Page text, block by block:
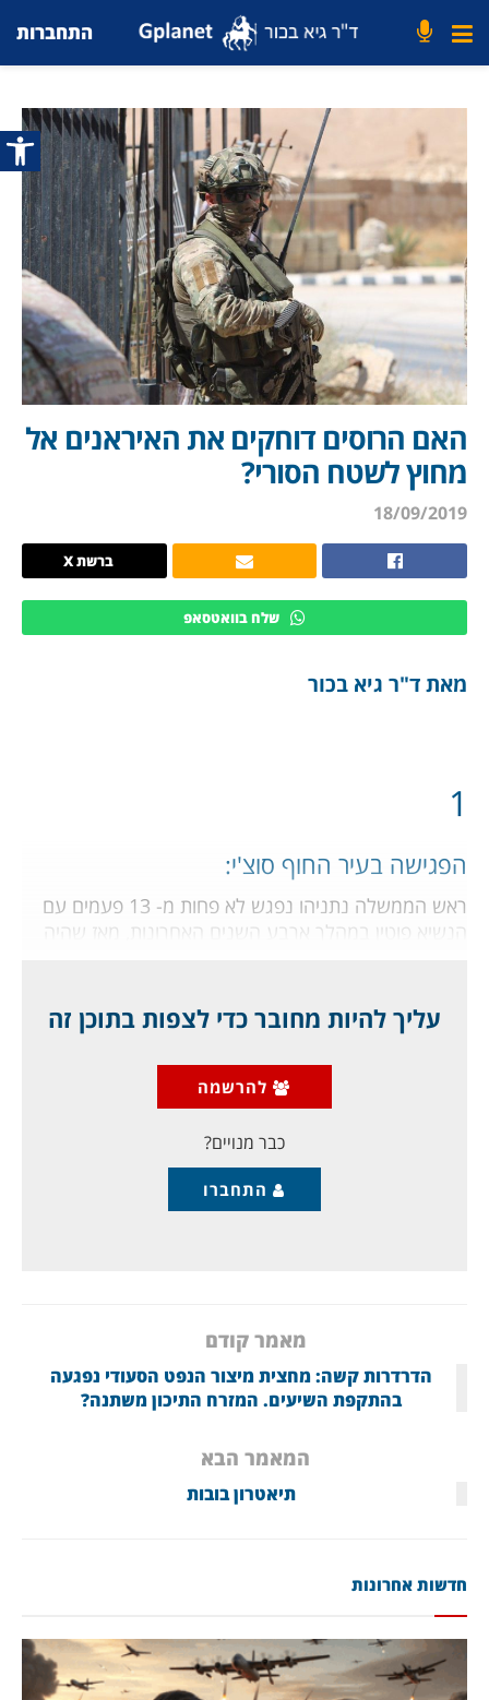
פתח
התחברות
האם הרוסים דוחקים את האיראנים אל
מחוץ לשטח הסורי?
18/09/2019
ברשת X
שלח בוואטסאפ
מאת ד"ר גיא בכור
1
הפגישה בעיר החוף סוצ'י:
ראש הממשלה נתניהו נפגש לא פחות מ- 13 פעמים עם
הנשיא פוטין במהלך ארבע השנים האחרונות, מאז שהיה
ממשלת ישראל נפגש עם פוטין הרבה יותר מאשר בשאר
אלאסד, בעל הברית שלו, אשר למענו הוא נלחם ב"סוריה".
התיאום הזה, בין ישראל לרוסיה הביא להסכמה ישראלית
חשאית לפינוי כל המורדים הסונים שהיו על גבולנו, בתמורה
לערבות רוסית שהרוסים ישלטו לאורך כל
עליך להיות מחובר כדי לצפות בתוכן זה
להרשמה
כבר מנויים?
התחברו
מאמר קודם
הדרדרות קשה: מחצית מיצור הנפט הסעודי נפגעה
בהתקפת השיעים. המזרח התיכון משתנה?
המאמר הבא
תיאטרון בובות
חדשות אחרונות